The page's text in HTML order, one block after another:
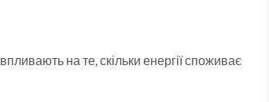
на те, скільки енергії споживає